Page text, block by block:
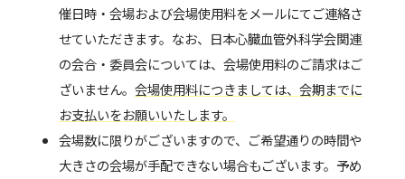
催日時・会場および会場使用料をメールにてご連絡さ
せていただきます。なお、日本心臓血管外科学会関連
の会合・委員会については、会場使用料のご請求はご
ざいません。 会場使用料につきましては、会期までに
お支払いをお願いいたします。
会場数に限りがございますので、ご希望通りの時間や
大きさの会場が手配できない場合もございます。予め